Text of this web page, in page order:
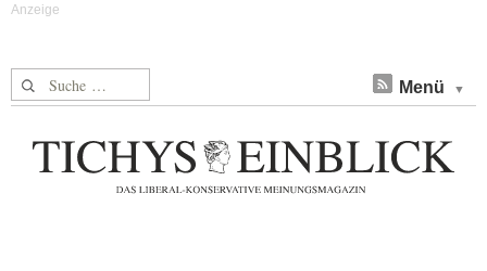
Suche nach: Menü